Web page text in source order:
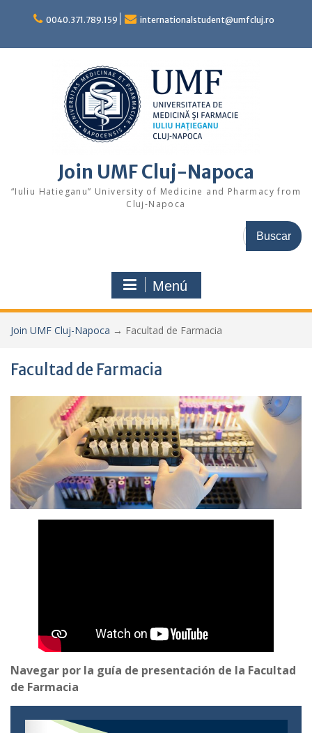
0040.371.789.159 internationalstudent@umfcluj.ro
Join UMF Cluj-Napoca
“Iuliu Hatieganu” University of Medicine and Pharmacy from
Cluj-Napoca
Buscar:
Menú
Join UMF Cluj-Napoca → Facultad de Farmacia
Facultad de Farmacia
Navegar por la guía de presentación de la Facultad
de Farmacia